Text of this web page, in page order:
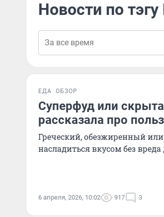
Новости по тэгу
ЕДА ОБЗОР
Суперфуд или
рассказала про
Греческий, обезжиренный
насладиться вкусом без
6 апреля, 2026, 10:02 917 3